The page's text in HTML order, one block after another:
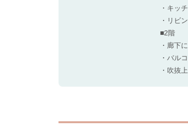
・キッ
・リビ
■2階
・廊下
・バル
・吹抜